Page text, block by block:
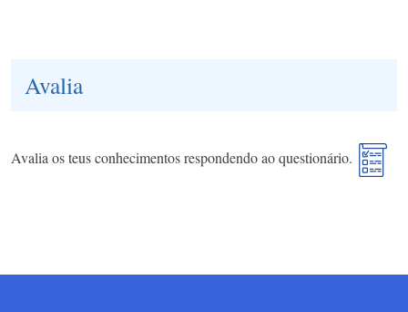
Avalia
Avalia os teus conhecimentos respondendo ao questionário.